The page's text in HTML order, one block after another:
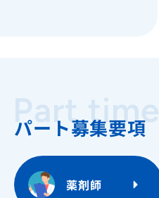
Part time
パート募集要項
薬剤師